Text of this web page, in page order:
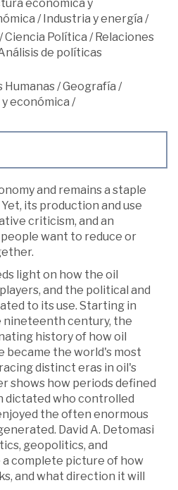
económica y
/Industria y energía /
/Ciencia Política /Relaciones
de políticas
Humanas/Geografía /
económica /
and remains a staple
its production and use
criticism, and an
want to reduce or
light on how the oil
and the political and
to its use. Starting in
nineteenth century, the
history of how oil
became the world's most
distinct eras in oil's
shows how periods defined
dictated who controlled
the often enormous
David A. Detomasi
geopolitics, and
complete picture of how
and what direction it will